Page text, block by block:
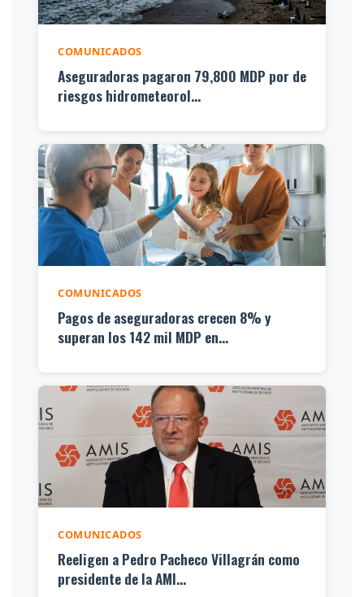
COMUNICADOS
Aseguradoras pagaron 79,800 MDP por de
riesgos hidrometeorol...
COMUNICADOS
Pagos de aseguradoras crecen 8% y
superan los 142 mil MDP en...
COMUNICADOS
Reeligen a Pedro Pacheco Villagrán como
presidente de la AMI...